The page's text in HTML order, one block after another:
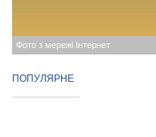
Фото з мережі Інтернет
ПОПУЛЯРНЕ